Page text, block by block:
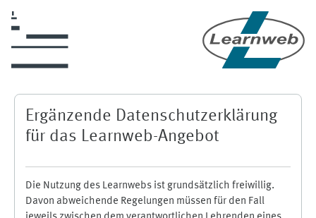
Ergänzende Datenschutzerklärung
für das Learnweb-Angebot
Die Nutzung des Learnwebs ist grundsätzlich freiwillig.
Davon abweichende Regelungen müssen für den Fall